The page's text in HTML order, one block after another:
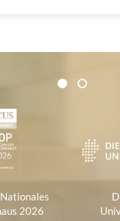
und 1 2
Nationales
2026